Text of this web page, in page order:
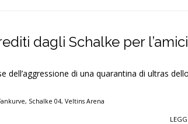
dagli Schalke per
dell’aggressione di una quarantina di ultras
, Schalke 04,Veltins Arena